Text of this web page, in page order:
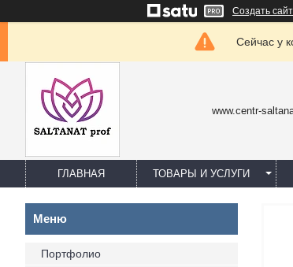
Создать сайт
Сейчас у
www.centr-
ГЛАВНАЯ ТОВАРЫ И УСЛУГИ
Портфолио